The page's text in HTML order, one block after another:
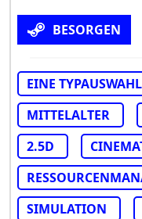
BESORGEN
EINE TYPAUSWAHL
MITTELALTER
2.5D
SIMULATION